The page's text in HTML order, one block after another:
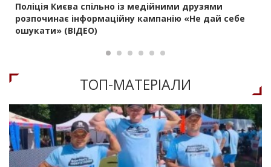
Поліція Києва спільно із медійними друзями
розпочинає інформаційну кампанію «Не дай себе
ошукати» (ВІДЕО)
ТОП-МАТЕРIАЛИ